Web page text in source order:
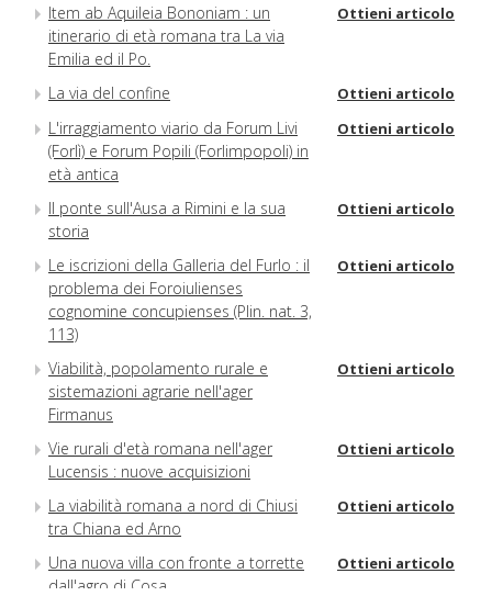
Item ab Aquileia Bononiam : un
itinerario di età romana tra La via
Emilia ed il Po.
Ottieni articolo
La via del confine Ottieni articolo
L'irraggiamento viario da Forum Livi
(Forlì) e Forum Popili (Forlimpopoli) in
età antica
Ottieni articolo
Il ponte sull'Ausa a Rimini e la sua
storia
Ottieni articolo
Le iscrizioni della Galleria del Furlo : il
problema dei Foroiulienses
cognomine concupienses (Plin. nat. 3,
113)
Ottieni articolo
Viabilità, popolamento rurale e
sistemazioni agrarie nell'ager
Firmanus
Ottieni articolo
Vie rurali d'età romana nell'ager
Lucensis : nuove acquisizioni
Ottieni articolo
La viabilità romana a nord di Chiusi
tra Chiana ed Arno
Ottieni articolo
Una nuova villa con fronte a torrette
dall'agro di Cosa
Ottieni articolo